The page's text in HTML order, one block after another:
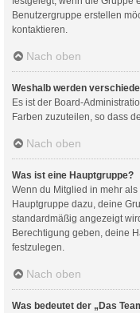
Benutzergruppe erstellen
kontaktieren.
Nach oben
Weshalb werden
Es ist der Board-
Farben zuzuteilen, so dass
Nach oben
Was ist eine Hauptgruppe?
Wenn du Mitglied in mehr
Hauptgruppe dazu, deine
standardmäßig angezeigt
Berechtigung geben, deine
festzulegen.
Nach oben
Was bedeutet der „Das